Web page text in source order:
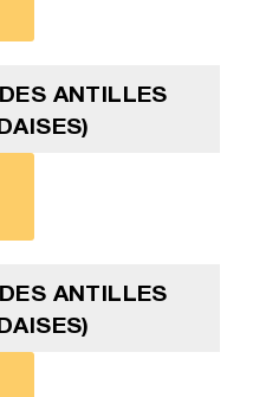
ANTILLES
ANTILLES